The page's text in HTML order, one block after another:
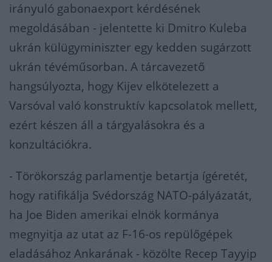
irányuló gabonaexport kérdésének
megoldásában - jelentette ki Dmitro Kuleba
ukrán külügyminiszter egy kedden sugárzott
ukrán tévéműsorban. A tárcavezető
hangsúlyozta, hogy Kijev elkötelezett a
Varsóval való konstruktív kapcsolatok mellett,
ezért készen áll a tárgyalásokra és a
konzultációkra.
- Törökország parlamentje betartja ígéretét,
hogy ratifikálja Svédország NATO-pályázatát,
ha Joe Biden amerikai elnök kormánya
megnyitja az utat az F-16-os repülőgépek
eladásához Ankarának - közölte Recep Tayyip